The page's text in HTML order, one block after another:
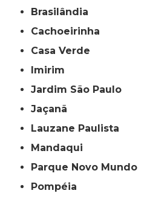
Brasilândia
Cachoeirinha
Casa Verde
Imirim
Jardim São Paulo
Jaçanã
Lauzane Paulista
Mandaqui
Parque Novo Mundo
Pompéia